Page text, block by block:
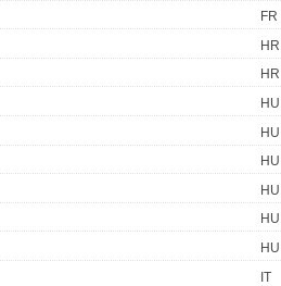
FR
HR
HR
HU
HU
HU
HU
HU
HU
IT